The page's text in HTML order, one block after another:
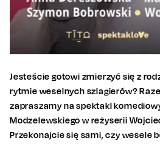
Jesteście gotowi zmierzyć się z
rytmie weselnych szlagierów?
zapraszamy na spektakl
Modzelewskiego w reżyserii
Przekonajcie się sami, czy wesele